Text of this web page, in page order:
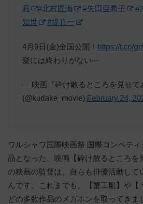
莉
#北村匠海 #矢田亜希子 #
知世
#堤真一
4月9日(金)全国公開！ https://t.co/
愛には終わりがない—
— 映画『砕け散るところを見せて
(@kudake_movie) February 24,
ワルシャワ国際映画祭 国際コンペテ
品となった、映画【砕け散るところを
の映画の監督は、自らも俳優活動して
んです。これまでも、【蟹工船】や【
どの多数作品のメガホンを取ってきま